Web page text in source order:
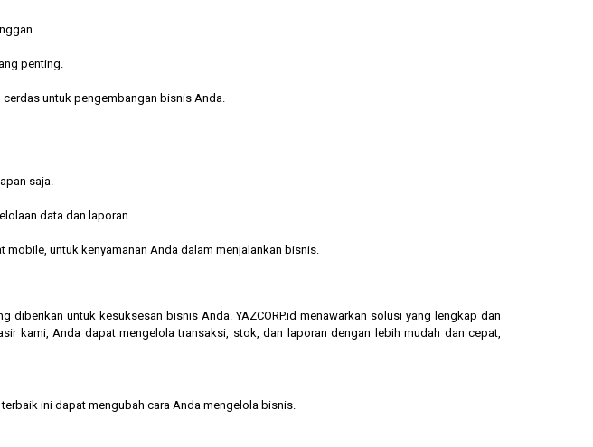
penting.
untuk pengembangan bisnis Anda.
saja.
data dan laporan.
untuk kenyamanan Anda dalam menjalankan bisnis.
untuk kesuksesan bisnis Anda. YAZCORP.id menawarkan solusi yang lengkap dan
kami, Anda dapat mengelola transaksi, stok, dan laporan dengan lebih mudah dan cepat,
ini dapat mengubah cara Anda mengelola bisnis.